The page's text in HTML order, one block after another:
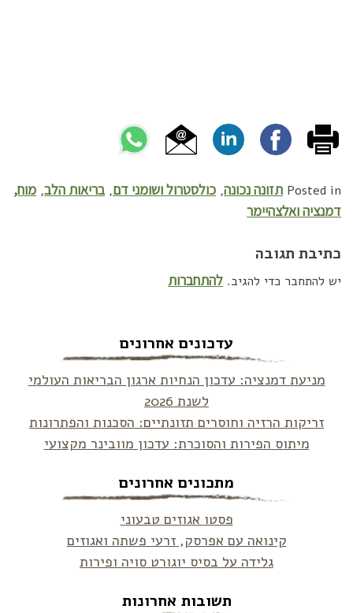
Posted in תזונה נכונה, כולסטרול ושומני דם,בריאות הלב, מוח,
דמנציה ואלצהיימר
כתיבת תגובה
יש להתחבר כדי להגיב. להתחברות
עדכונים אחרונים
מניעת דמנציה: עדכון הנחיות ארגון הבריאות העולמי
לשנת 2026
זריקות הרזיה וחוסרים תזונתיים: הסכנות והפתרונות
מיתוס הפירות והסוכרת: עדכון מוובינר מקצועי
מתכונים אחרונים
פסטו אגוזים טבעוני
קינואה עם אפרסק, זרעי פשתה ואגוזים
גלידה על בסיס יוגורט סויה ופירות
תשובות אחרונות